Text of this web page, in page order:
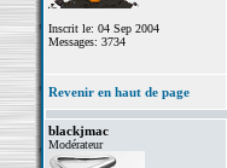
Inscrit le: 04 Sep 2004
Messages: 3734
Revenir en haut de page
blackjmac
Modérateur